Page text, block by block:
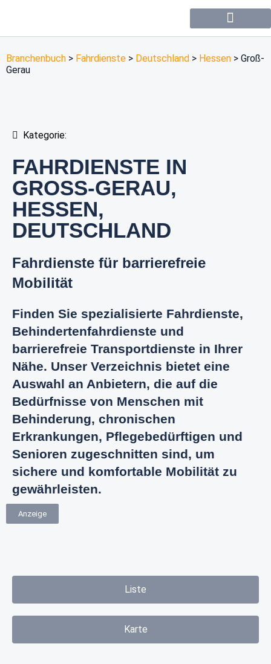
Branchenbuch > Fahrdienste > Deutschland > Hessen > Groß-
Gerau
Kategorie:
FAHRDIENSTE IN
GROSS-GERAU, H
ESSEN, D
EUTSCHLAND
Fahrdienste für barrierefreie
Mobilität
Finden Sie spezialisierte Fahrdienste,
Behindertenfahrdienste und
barrierefreie Transportdienste in Ihrer
Nähe. Unser Verzeichnis bietet eine
Auswahl an Anbietern, die auf die
Bedürfnisse von Menschen mit
Behinderung, chronischen
Erkrankungen, Pflegebedürftigen und
Senioren zugeschnitten sind, um
sichere und komfortable Mobilität zu
gewährleisten.
Anzeige
Liste
Karte